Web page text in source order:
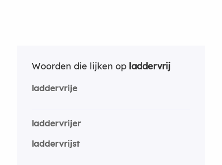
Woorden die lijken op laddervrij
laddervrije
laddervrijer
laddervrijst